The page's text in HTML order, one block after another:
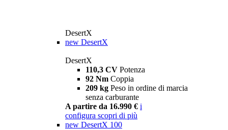
DesertX
new DesertX
DesertX
110,3 CV Potenza
92 Nm Coppia
209 kg Peso in ordine di marcia
senza carburante
A partire da 16.990 € i
configura scopri di più
new DesertX 100